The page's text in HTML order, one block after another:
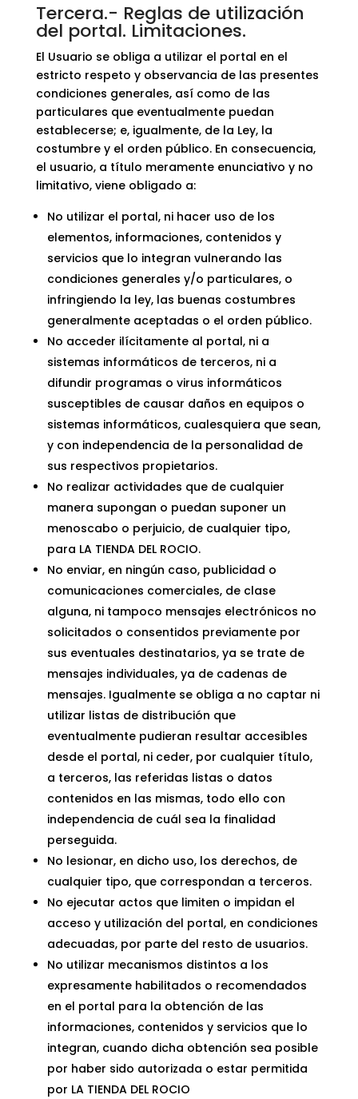
Tercera.- Reglas de utilización
del portal. Limitaciones.
El Usuario se obliga a utilizar el portal en el
estricto respeto y observancia de las presentes
condiciones generales, así como de las
particulares que eventualmente puedan
establecerse; e, igualmente, de la Ley, la
costumbre y el orden público. En consecuencia,
el usuario, a título meramente enunciativo y no
limitativo, viene obligado a:
No utilizar el portal, ni hacer uso de los
elementos, informaciones, contenidos y
servicios que lo integran vulnerando las
condiciones generales y/o particulares, o
infringiendo la ley, las buenas costumbres
generalmente aceptadas o el orden público.
No acceder ilícitamente al portal, ni a
sistemas informáticos de terceros, ni a
difundir programas o virus informáticos
susceptibles de causar daños en equipos o
sistemas informáticos, cualesquiera que sean,
y con independencia de la personalidad de
sus respectivos propietarios.
No realizar actividades que de cualquier
manera supongan o puedan suponer un
menoscabo o perjuicio, de cualquier tipo,
para LA TIENDA DEL ROCIO.
No enviar, en ningún caso, publicidad o
comunicaciones comerciales, de clase
alguna, ni tampoco mensajes electrónicos no
solicitados o consentidos previamente por
sus eventuales destinatarios, ya se trate de
mensajes individuales, ya de cadenas de
mensajes. Igualmente se obliga a no captar ni
utilizar listas de distribución que
eventualmente pudieran resultar accesibles
desde el portal, ni ceder, por cualquier título,
a terceros, las referidas listas o datos
contenidos en las mismas, todo ello con
independencia de cuál sea la finalidad
perseguida.
No lesionar, en dicho uso, los derechos, de
cualquier tipo, que correspondan a terceros.
No ejecutar actos que limiten o impidan el
acceso y utilización del portal, en condiciones
adecuadas, por parte del resto de usuarios.
No utilizar mecanismos distintos a los
expresamente habilitados o recomendados
en el portal para la obtención de las
informaciones, contenidos y servicios que lo
integran, cuando dicha obtención sea posible
por haber sido autorizada o estar permitida
por LA TIENDA DEL ROCIO